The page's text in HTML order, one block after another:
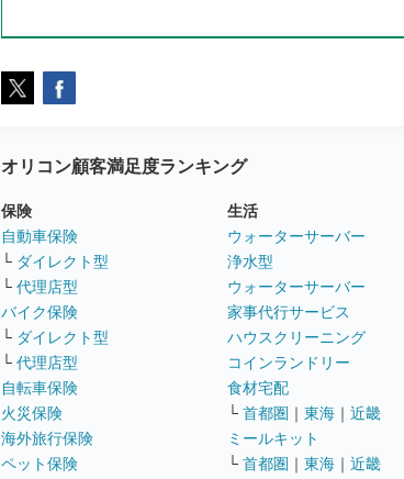
オリコン顧客満足度ランキング
保険
自動車保険
└ ダイレクト型
└ 代理店型
バイク保険
└ ダイレクト型
└ 代理店型
自転車保険
火災保険
海外旅行保険
ペット保険
生活
ウォーターサーバー
浄水型
ウォーターサーバー
家事代行サービス
ハウスクリーニング
コインランドリー
食材宅配
└ 首都圏 ｜ 東海 ｜ 近畿
ミールキット
└ 首都圏 ｜ 東海 ｜ 近畿